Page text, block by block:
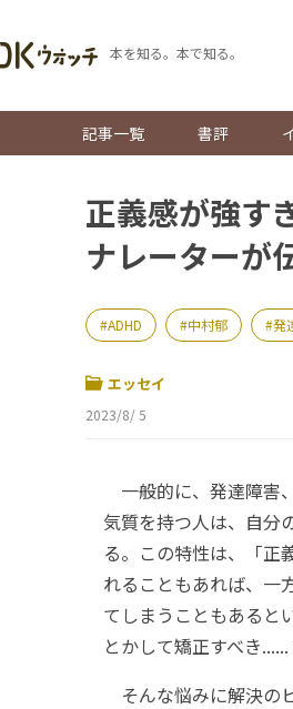
本を知る。本で知る。
記事一覧 書評
正義感が強す
ナレーターが
ADHD 中村郁 発
エッセイ
2023/8/ 5
一般的に、発達障害
気質を持つ人は、自分
る。この特性は、「正
れることもあれば、一
てしまうこともある
とかして矯正すべき......
そんな悩みに解決の